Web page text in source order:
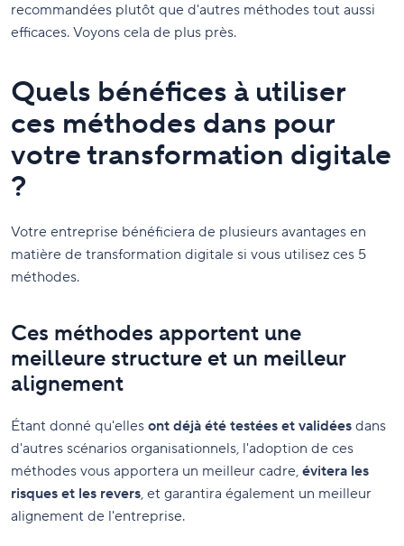
recommandées plutôt que d'autres méthodes tout aussi
efficaces. Voyons cela de plus près.
Quels bénéfices à utiliser
ces méthodes dans pour
votre transformation digitale
?
Votre entreprise bénéficiera de plusieurs avantages en
matière de transformation digitale si vous utilisez ces 5
méthodes.
Ces méthodes apportent une
meilleure structure et un meilleur
alignement
Étant donné qu'elles ont déjà été testées et validées dans
d'autres scénarios organisationnels, l'adoption de ces
méthodes vous apportera un meilleur cadre, évitera les
risques et les revers, et garantira également un meilleur
alignement de l'entreprise.